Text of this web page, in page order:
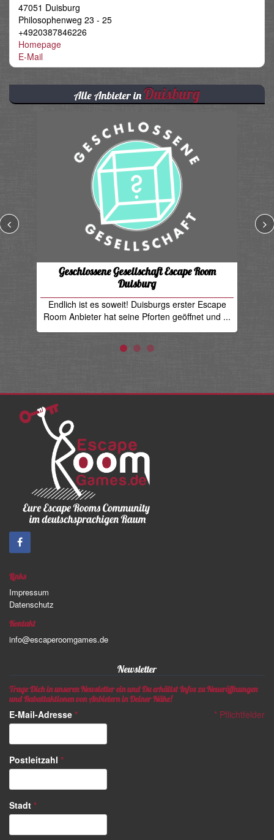
47051 Duisburg
Philosophenweg 23 - 25
+4920387846226
Homepage
E-Mail
Alle Anbieter inDuisburg
Geschlossene Gesellschaft Escape Room
Duisburg
Endlich ist es soweit! Duisburgs erster Escape
Room Anbieter hat seine Pforten geöffnet und ...
Links
Impressum
Datenschutz
Kontakt
info@escaperoomgames.de
Newsletter
Trage Dich in unseren Newsletter ein und Du erhältst Infos zu Neueröffnungen
und Rabattaktionen von Anbietern in Deiner Nähe!
* Pflichtfelder
E-Mail-Adresse *
Postleitzahl *
Stadt *